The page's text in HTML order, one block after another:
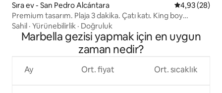
Sıra ev - San Pedro Alcántara 5 üzerinden
4,93 (28)
Premium tasarım. Plaja 3 dakika. Çatı katı. King boy
yataklar.
Sahil · Yürünebilirlik · Doğruluk
Marbella gezisi yapmak için en uygun
zaman nedir?
Ay Ort. fiyat Ort. sıcaklık